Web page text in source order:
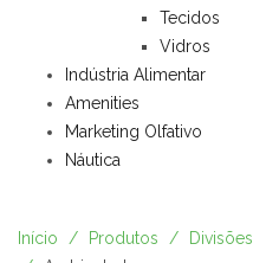
Tecidos
Vidros
Indústria Alimentar
Amenities
Marketing Olfativo
Náutica
Início Produtos Divisões